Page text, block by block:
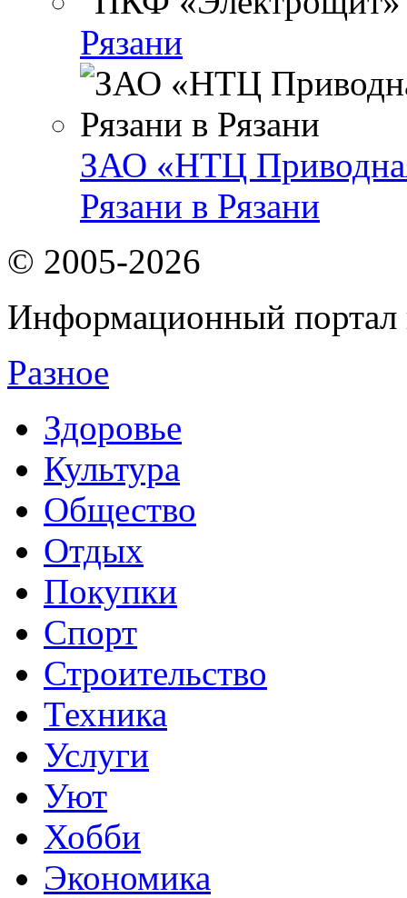
Рязани
ЗАО «НТЦ
Рязани в Рязани
© 2005-2026
Информационный портал
Разное
Здоровье
Культура
Общество
Отдых
Покупки
Спорт
Строительство
Техника
Услуги
Уют
Хобби
Экономика